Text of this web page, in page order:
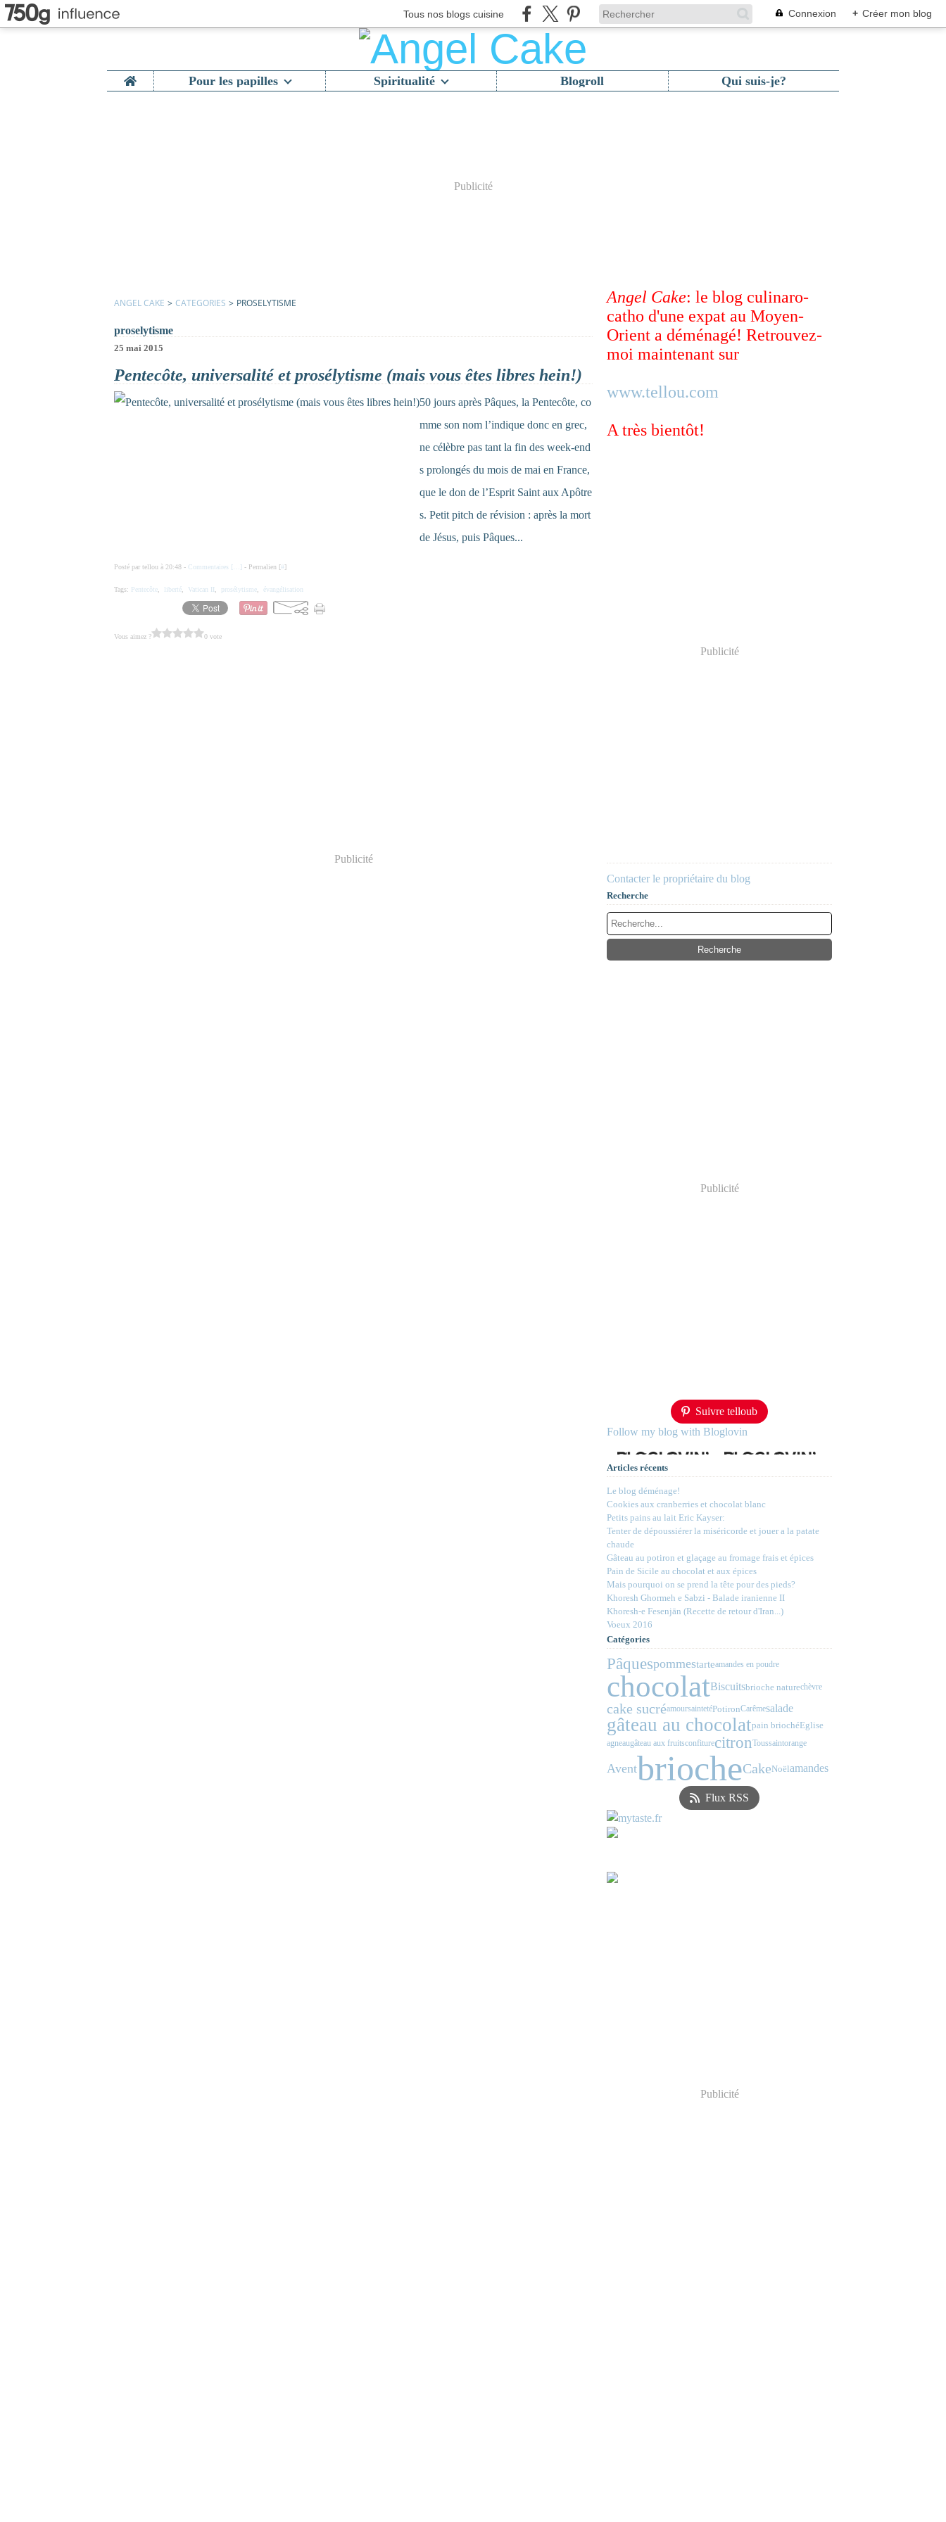
Tous nos blogs cuisine Connexion + Créer mon blog
Home Pour les papilles Spiritualité Blogroll Qui suis-je?
Publicité
ANGEL CAKE > CATEGORIES > PROSELYTISME
proselytisme
25 mai 2015
Pentecôte, universalité et prosélytisme (mais vous êtes libres hein!)
50 jours après Pâques, la Pentecôte, co
mme son nom l’indique donc en grec,
ne célèbre pas tant la fin des week-end
s prolongés du mois de mai en France,
que le don de l’Esprit Saint aux Apôtre
s. Petit pitch de révision : après la mort
de Jésus, puis Pâques...
Posté par tellou à 20:48 - Commentaires [ ] - Permalien [#]
Tags: Pentecôte liberté Vatican II prosélytisme évangélisation
Vous aimez ? 0 vote
Publicité
Angel Cake: le blog culinaro-
catho d'une expat au Moyen-
Orient a déménagé! Retrouvez-
moi maintenant sur
www.tellou.com
A très bientôt!
Publicité
Contacter le propriétaire du blog
Recherche
Publicité
Suivre telloub
Follow my blog with Bloglovin
Articles récents
Le blog déménage!
Cookies aux cranberries et chocolat blanc
Petits pains au lait Eric Kayser:
Tenter de dépoussiérer la miséricorde et jouer a la patate
chaude
Gâteau au potiron et glaçage au fromage frais et épices
Pain de Sicile au chocolat et aux épices
Mais pourquoi on se prend la tête pour des pieds?
Khoresh Ghormeh e Sabzi - Balade iranienne II
Khoresh-e Fesenjān (Recette de retour d'Iran...)
Voeux 2016
Catégories
Pâquespommestarteamandes en poudre
chocolatBiscuitsbrioche naturechèvre
cake sucréamoursaintetéPotironCarêmesalade
gâteau au chocolatpain briochéEglise
agneaugâteau aux fruitsconfiturecitronToussaintorange
AventbriocheCakeNoëlamandes
Flux RSS
Publicité